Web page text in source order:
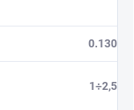
0.130
1÷2,5